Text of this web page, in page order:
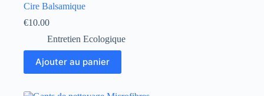
Cire Balsamique
€10.00
Entretien Ecologique
Ajouter au panier